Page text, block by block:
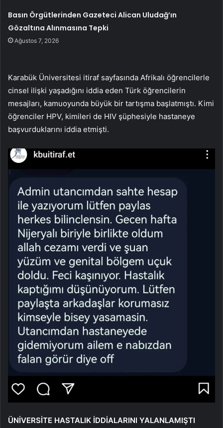
Basın Örgütlerinden Gazeteci Alican Uludağ’ın
Gözaltına Alınmasına Tepki
Ağustos 7, 2026
Karabük Üniversitesi itiraf sayfasında Afrikalı öğrencilerle
cinsel ilişki yaşadığını iddia eden Türk öğrencilerin
mesajları, kamuoyunda büyük bir tartışma başlatmıştı. Kimi
öğrenciler HPV, kimileri de HIV şüphesiyle hastaneye
başvurduklarını iddia etmişti.
ÜNİVERSİTE HASTALIK İDDİALARINI YALANLAMIŞTI